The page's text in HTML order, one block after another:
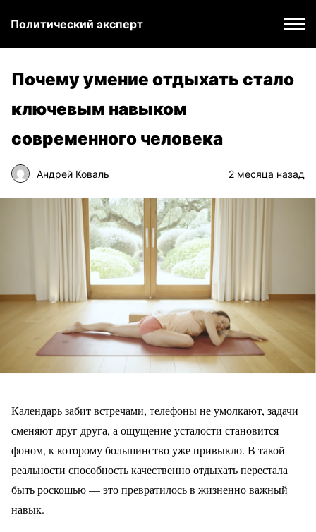
Политический эксперт
Почему умение отдыхать стало
ключевым навыком
современного человека
Андрей Коваль 2 месяца назад
Календарь забит встречами, телефоны не умолкают, задачи
сменяют друг друга, а ощущение усталости становится
фоном, к которому большинство уже привыкло. В такой
реальности способность качественно отдыхать перестала
быть роскошью — это превратилось в жизненно важный
навык.